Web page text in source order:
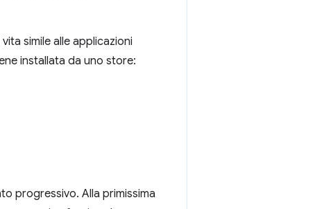
simile alle applicazioni
installata da uno store:
progressivo. Alla primissima